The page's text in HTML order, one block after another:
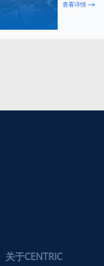
查看详情
关于CENTRIC